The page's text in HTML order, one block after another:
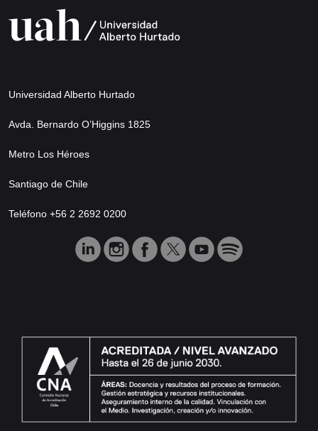
Universidad Alberto Hurtado
Avda. Bernardo O’Higgins 1825
Metro Los Héroes
Santiago de Chile
Teléfono +56 2 2692 0200